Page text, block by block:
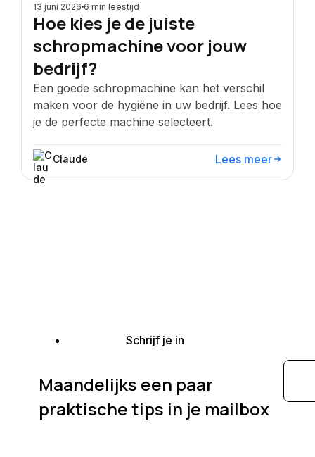
13 juni 2026 6 min leestijd
Hoe kies je de juiste
schropmachine voor jouw
bedrijf?
Een goede schropmachine kan het verschil
maken voor de hygiëne in uw bedrijf. Lees hoe
je de perfecte machine selecteert.
Claude Lees meer
Schrijf je in
Maandelijks een paar
praktische tips in je mailbox